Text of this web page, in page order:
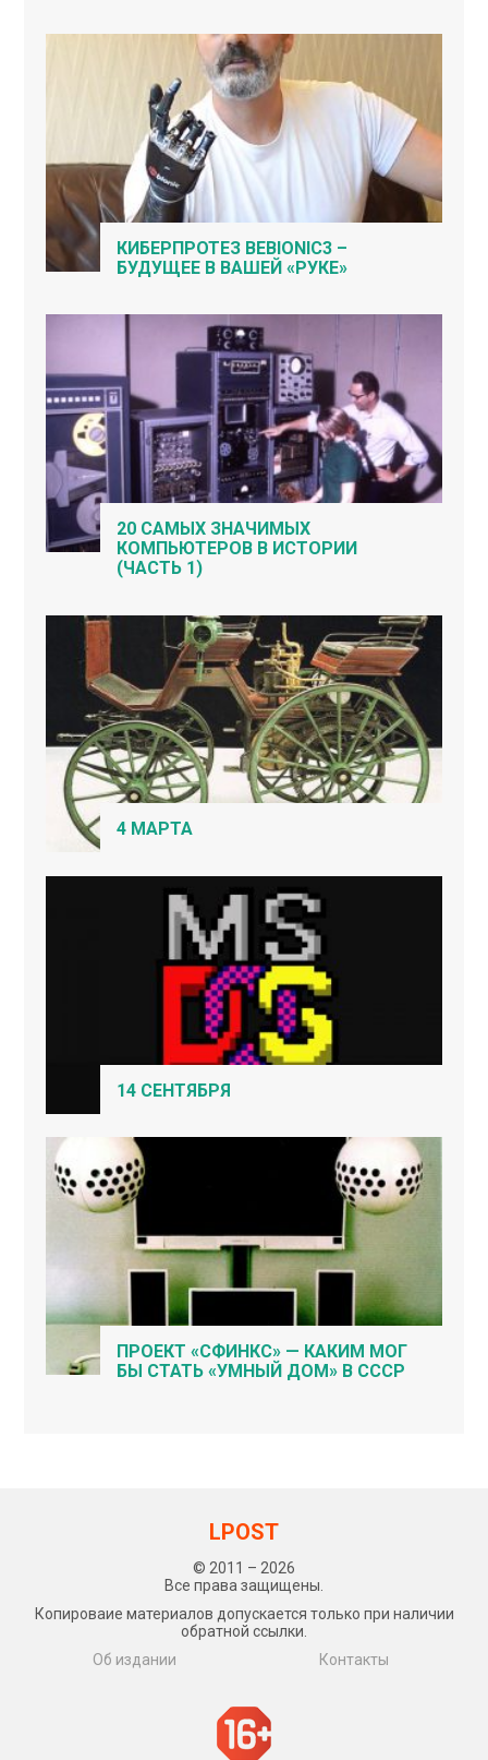
КИБЕРПРОТЕЗ BEBIONIC3 –
БУДУЩЕЕ В ВАШЕЙ «РУКЕ»
20 САМЫХ ЗНАЧИМЫХ
КОМПЬЮТЕРОВ В ИСТОРИИ
(ЧАСТЬ 1)
4 МАРТА
14 СЕНТЯБРЯ
ПРОЕКТ «СФИНКС» — КАКИМ МОГ
БЫ СТАТЬ «УМНЫЙ ДОМ» В СССР
LPOST
© 2011 – 2026
Все права защищены.
Копироваие материалов допускается только при наличии
обратной ссылки.
Об издании
Контакты